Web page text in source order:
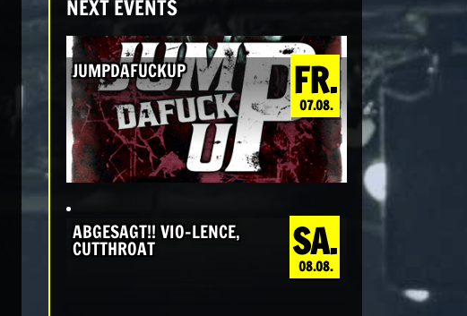
NEXT EVENTS
FR.
07.08.
JUMPDAFUCKUP
SA.
08.08.
ABGESAGT!! VIO-LENCE,
CUTTHROAT